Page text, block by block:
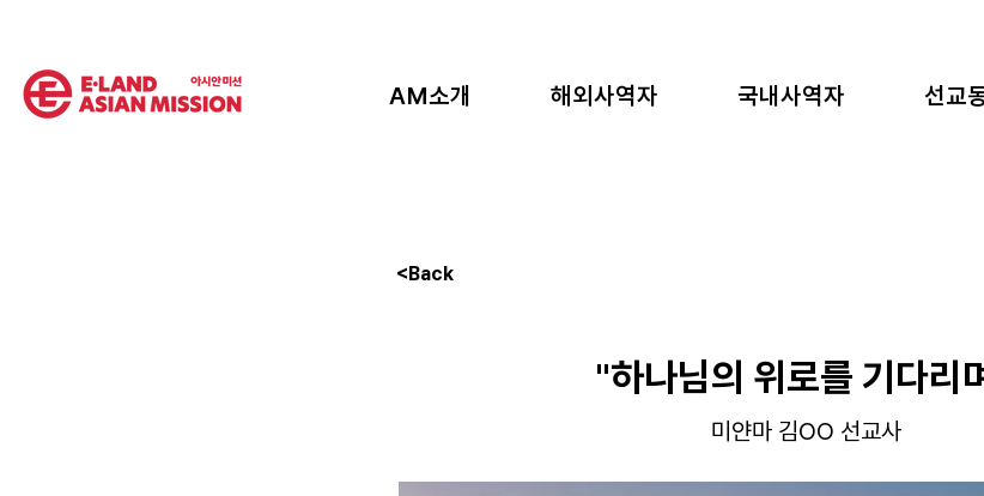
AM소개 해외사역자 국내사역자 선교
<Back
"하나님의 위로를 기다리
미얀마 김OO 선교사